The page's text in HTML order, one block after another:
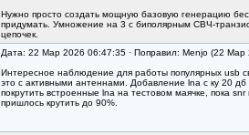
Нужно просто создать мощную базовую генерацию
придумать. Умножение на 3 с биполярным СВЧ-
цепочек.
Дата: 22 Мар 2026 06:47:35 · Поправил: Menjo (22
Интересное наблюдение для работы популярных usb
это с активными антеннами. Добавление lna с ку 20
покрутить встроенные lna на тестовом маячке, пока
пришлось крутить до 90%.